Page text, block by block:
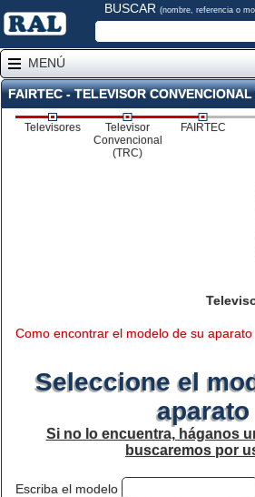
BUSCAR (nombre, referencia o
MENÚ
FAIRTEC - TELEVISOR
Televisores
Televisor
Convencional
(TRC)
FAIRTEC
Como encontrar el modelo de su aparato
Seleccione el
aparato
Si no lo encuentra, háganos
buscaremos por
Escriba el modelo